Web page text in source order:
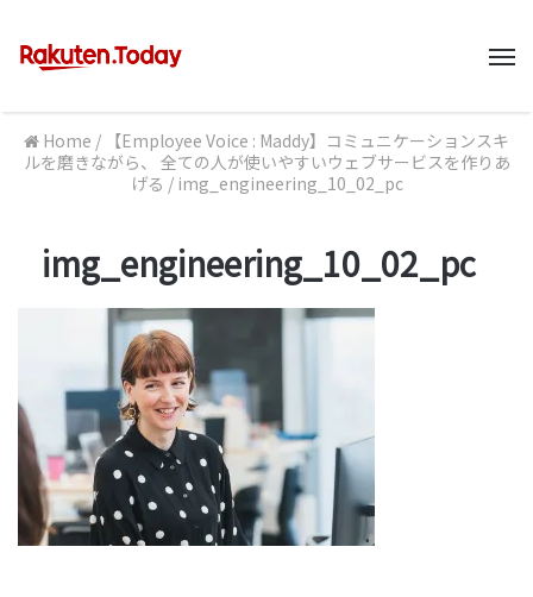
Home / 【Employee Voice : Maddy】コミュニケーションスキ
ルを磨きながら、 全ての人が使いやすいウェブサービスを作りあ
げる / img_engineering_10_02_pc
img_engineering_10_02_pc